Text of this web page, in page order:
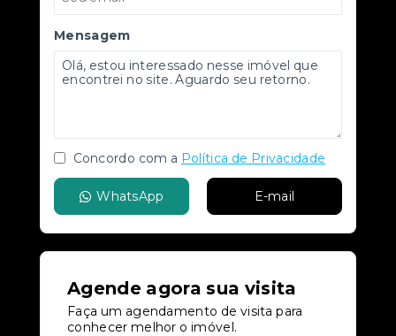
Mensagem
Concordo com a Política de Privacidade
WhatsApp E-mail
Agende agora sua visita
Faça um agendamento de visita para
conhecer melhor o imóvel.